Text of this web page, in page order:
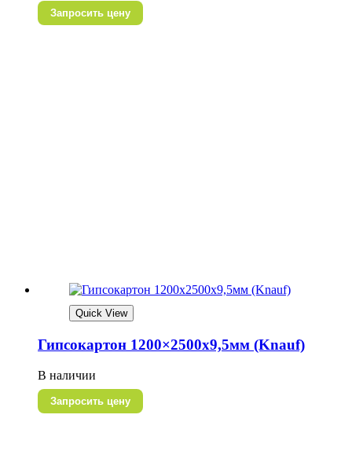
Запросить цену
Quick View
Гипсокартон 1200×2500х9,5мм (Knauf)
В наличии
Запросить цену